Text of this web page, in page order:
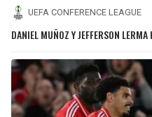
UEFA CONFERENCE LEAGUE
DANIEL MUÑOZ Y JEFFERSON